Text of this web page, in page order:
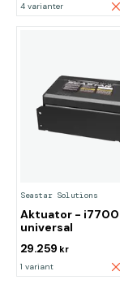
4 varianter
Seastar Solutions
Aktuator - i7700
universal
29.259 kr
1 variant